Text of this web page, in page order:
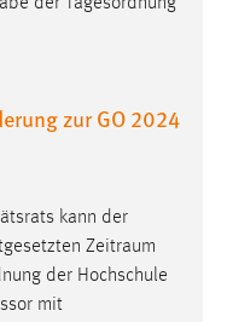
zur GO 2024
kann der
Zeitraum
der Hochschule
mit
der Website.